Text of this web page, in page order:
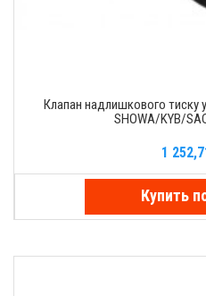
Клапан надлишкового тиску у
SHOWA/KYB/
1
Купить